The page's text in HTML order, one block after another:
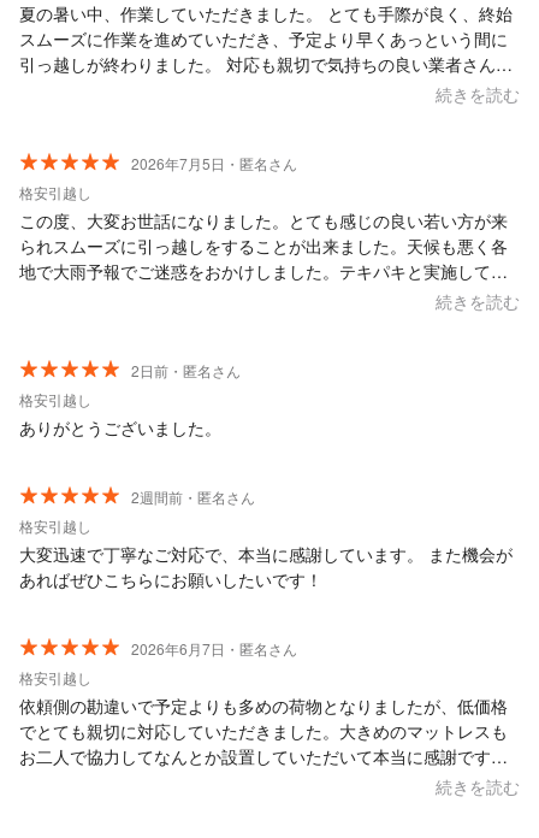
夏の暑い中、作業していただきました。 とても手際が良く、終始
スムーズに作業を進めていただき、予定より早くあっという間に
引っ越しが終わりました。 対応も親切で気持ちの良い業者さんで
した。また機会があればぜひお願いしたいと思います。続きを読む
2026年7月5日・匿名さん
格安引越し
この度、大変お世話になりました。とても感じの良い若い方が来
られスムーズに引っ越しをすることが出来ました。天候も悪く各
地で大雨予報でご迷惑をおかけしました。テキパキと実施してく
れあっという間に終わりました！ありがとうございました。値段
続きを読む
2日前・匿名さん
格安引越し
ありがとうございました。
2週間前・匿名さん
格安引越し
大変迅速で丁寧なご対応で、本当に感謝しています。 また機会が
あればぜひこちらにお願いしたいです！
2026年6月7日・匿名さん
格安引越し
依頼側の勘違いで予定よりも多めの荷物となりましたが、低価格
でとても親切に対応していただきました。大きめのマットレスも
お二人で協力してなんとか設置していただいて本当に感謝です。
ご迷惑をおかけしましたがお二人とも笑顔でとても優しく、最後
続きを読む